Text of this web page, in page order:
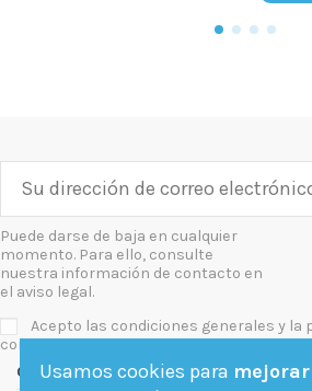
Puede darse de baja en cualquier
momento. Para ello, consulte
nuestra información de contacto en
el aviso legal.
Acepto las condiciones generales y la
confidencialidad
Contact us
Usamos cookies para